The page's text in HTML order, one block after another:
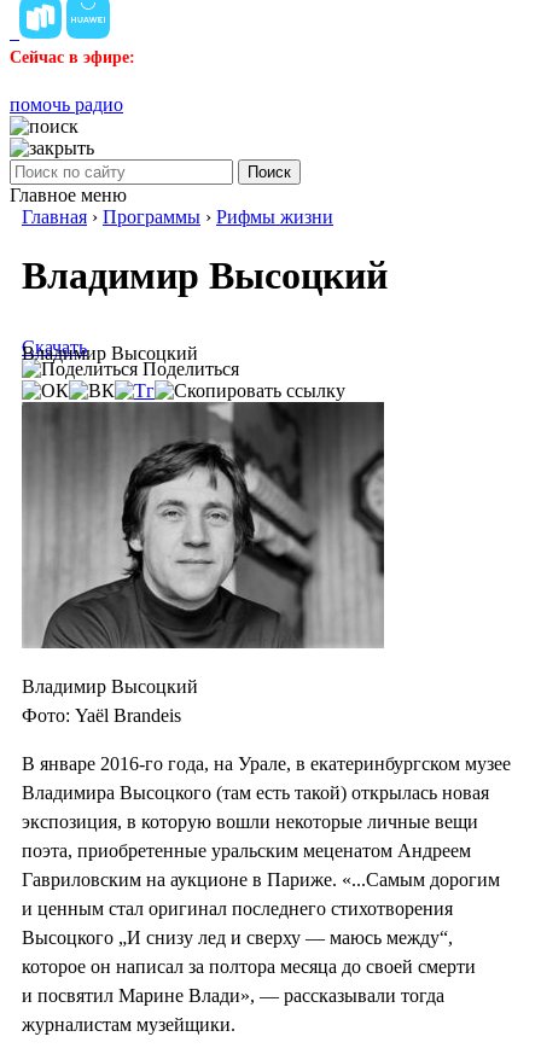
Сейчас в эфире:
помочь радио
Поиск
Главное меню
Главная › Программы › Рифмы жизни
Владимир Высоцкий
Владимир Высоцкий
Скачать
Поделиться
Владимир Высоцкий
Фото: Yaёl Brandeis
В январе 2016-го года, на Урале, в екатеринбургском музее
Владимира Высоцкого (там есть такой) открылась новая
экспозиция, в которую вошли некоторые личные вещи
поэта, приобретенные уральским меценатом Андреем
Гавриловским на аукционе в Париже. «...Самым дорогим
и ценным стал оригинал последнего стихотворения
Высоцкого „И снизу лед и сверху — маюсь между“,
которое он написал за полтора месяца до своей смерти
и посвятил Марине Влади», — рассказывали тогда
журналистам музейщики.